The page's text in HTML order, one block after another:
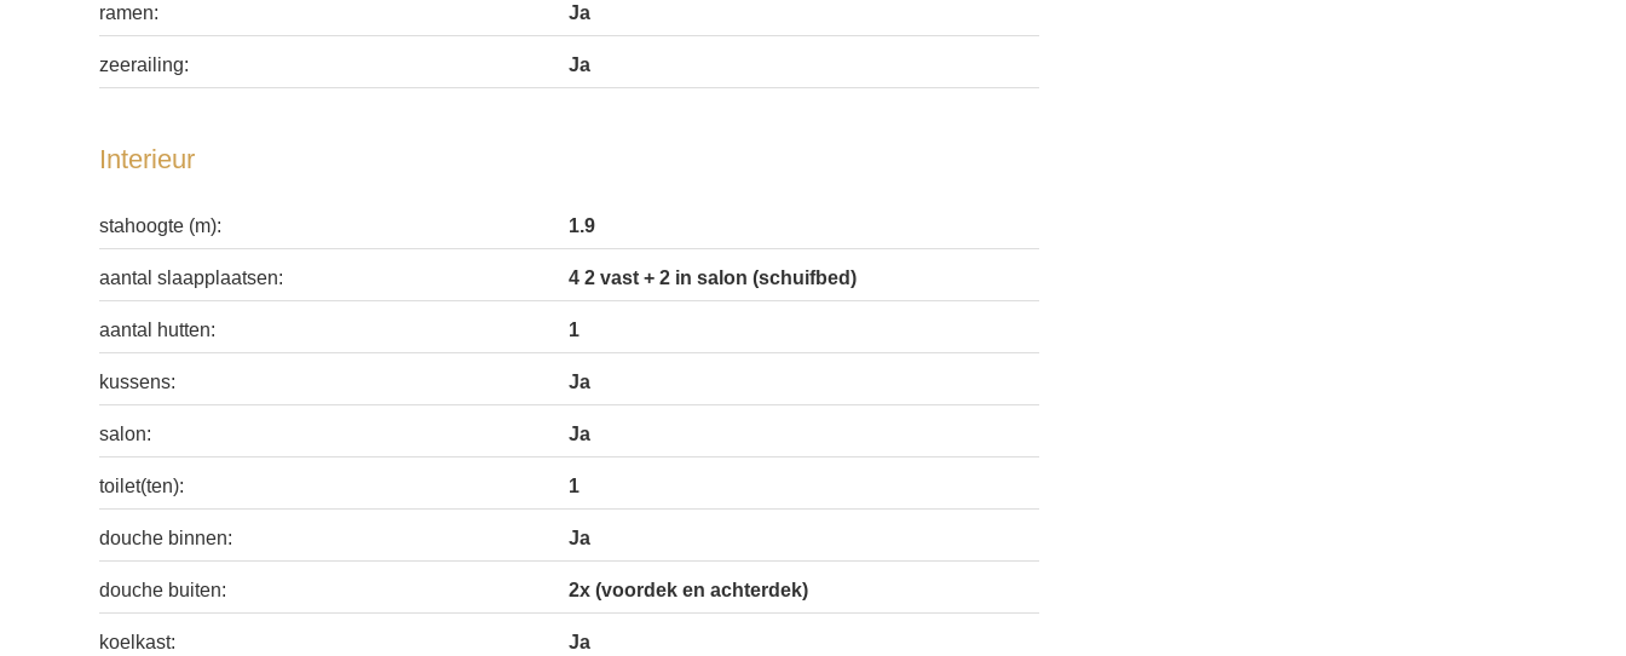
ramen: Ja
zeerailing: Ja
Interieur
stahoogte (m): 1.9
aantal slaapplaatsen: 4 2 vast + 2 in salon (schuifbed)
aantal hutten: 1
kussens: Ja
salon: Ja
toilet(ten): 1
douche binnen: Ja
douche buiten: 2x (voordek en achterdek)
koelkast: Ja